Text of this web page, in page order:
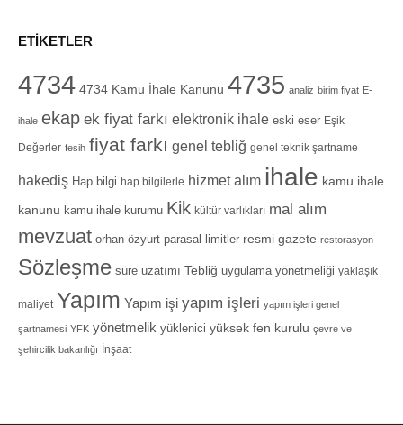
ETIKETLER
4734 4734 Kamu İhale Kanunu 4735 analiz birim fiyat E-
ihale ekap ek fiyat farkı elektronik ihale eski eser Eşik
Değerler fesih fiyat farkı genel tebliğ genel teknik şartname
hakediş Hap bilgi hap bilgilerle hizmet alım ihale kamu ihale
kanunu kamu ihale kurumu Kik kültür varlıkları mal alım
mevzuat orhan özyurt parasal limitler resmi gazete restorasyon
Sözleşme süre uzatımı Tebliğ uygulama yönetmeliği yaklaşık
maliyet Yapım Yapım işi yapım işleri yapım işleri genel
şartnamesi YFK yönetmelik yüklenici yüksek fen kurulu çevre ve
şehircilik bakanlığı İnşaat